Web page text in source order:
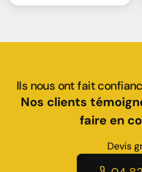
Ils nous ont fait
Nos clients
faire en
Devis